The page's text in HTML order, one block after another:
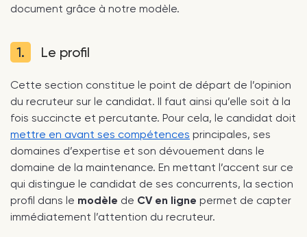
document grâce à notre modèle.
1. Le profil
Cette section constitue le point de départ de l’opinion
du recruteur sur le candidat. Il faut ainsi qu’elle soit à la
fois succincte et percutante. Pour cela, le candidat doit
mettre en avant ses compétences principales, ses
domaines d’expertise et son dévouement dans le
domaine de la maintenance. En mettant l’accent sur ce
qui distingue le candidat de ses concurrents, la section
profil dans le modèle de CV en ligne permet de capter
immédiatement l’attention du recruteur.